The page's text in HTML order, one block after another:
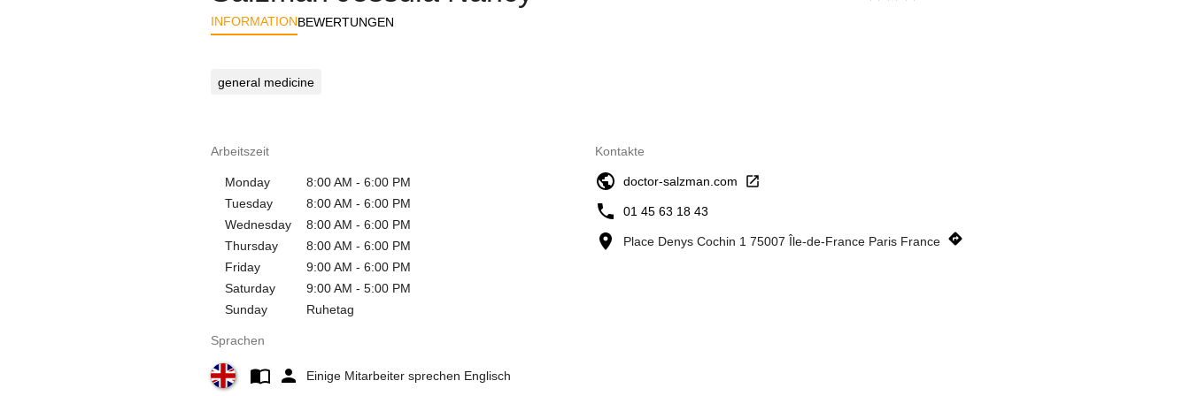
INFORMATIONBEWERTUNGEN
general medicine
Arbeitszeit
Monday
8:00 AM - 6:00 PM
Tuesday
8:00 AM - 6:00 PM
Wednesday
8:00 AM - 6:00 PM
Thursday
8:00 AM - 6:00 PM
Friday
9:00 AM - 6:00 PM
Saturday
9:00 AM - 5:00 PM
Sunday
Ruhetag
Sprachen
Einige Mitarbeiter sprechen Englisch
Kontakte
doctor-salzman.com
01 45 63 18 43
Place Denys Cochin 1 75007 Île-de-France Paris France